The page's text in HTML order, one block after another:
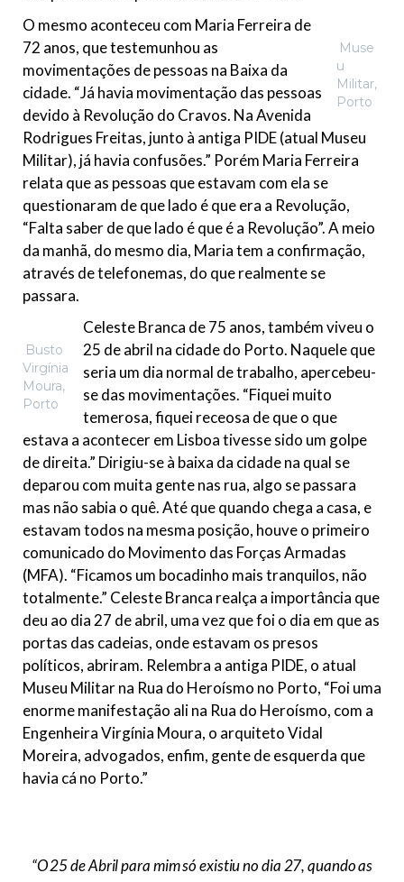
Muse
u
Militar,
Porto
O mesmo aconteceu com Maria Ferreira de
72 anos, que testemunhou as
movimentações de pessoas na Baixa da
cidade. “Já havia movimentação das pessoas
devido à Revolução do Cravos. Na Avenida
Rodrigues Freitas, junto à antiga PIDE (atual Museu
Militar), já havia confusões.” Porém Maria Ferreira
relata que as pessoas que estavam com ela se
questionaram de que lado é que era a Revolução,
“Falta saber de que lado é que é a Revolução”. A meio
da manhã, do mesmo dia, Maria tem a confirmação,
através de telefonemas, do que realmente se
passara.
Busto
Virgínia
Moura,
Porto
Celeste Branca de 75 anos, também viveu o
25 de abril na cidade do Porto. Naquele que
seria um dia normal de trabalho, apercebeu-
se das movimentações. “Fiquei muito
temerosa, fiquei receosa de que o que
estava a acontecer em Lisboa tivesse sido um golpe
de direita.” Dirigiu-se à baixa da cidade na qual se
deparou com muita gente nas rua, algo se passara
mas não sabia o quê. Até que quando chega a casa, e
estavam todos na mesma posição, houve o primeiro
comunicado do Movimento das Forças Armadas
(MFA). “Ficamos um bocadinho mais tranquilos, não
totalmente.” Celeste Branca realça a importância que
deu ao dia 27 de abril, uma vez que foi o dia em que as
portas das cadeias, onde estavam os presos
políticos, abriram. Relembra a antiga PIDE, o atual
Museu Militar na Rua do Heroísmo no Porto, “Foi uma
enorme manifestação ali na Rua do Heroísmo, com a
Engenheira Virgínia Moura, o arquiteto Vidal
Moreira, advogados, enfim, gente de esquerda que
havia cá no Porto.”
“O 25 de Abril para mim só existiu no dia 27, quando as